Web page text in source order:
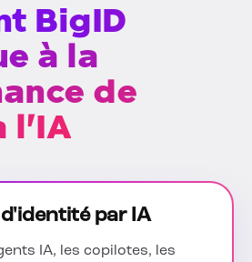
BigID
à la
de
l'IA
par IA
IA, les copilotes, les